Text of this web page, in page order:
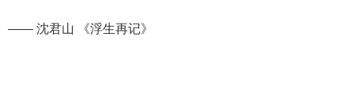
—— 沈君山 《浮生再记》